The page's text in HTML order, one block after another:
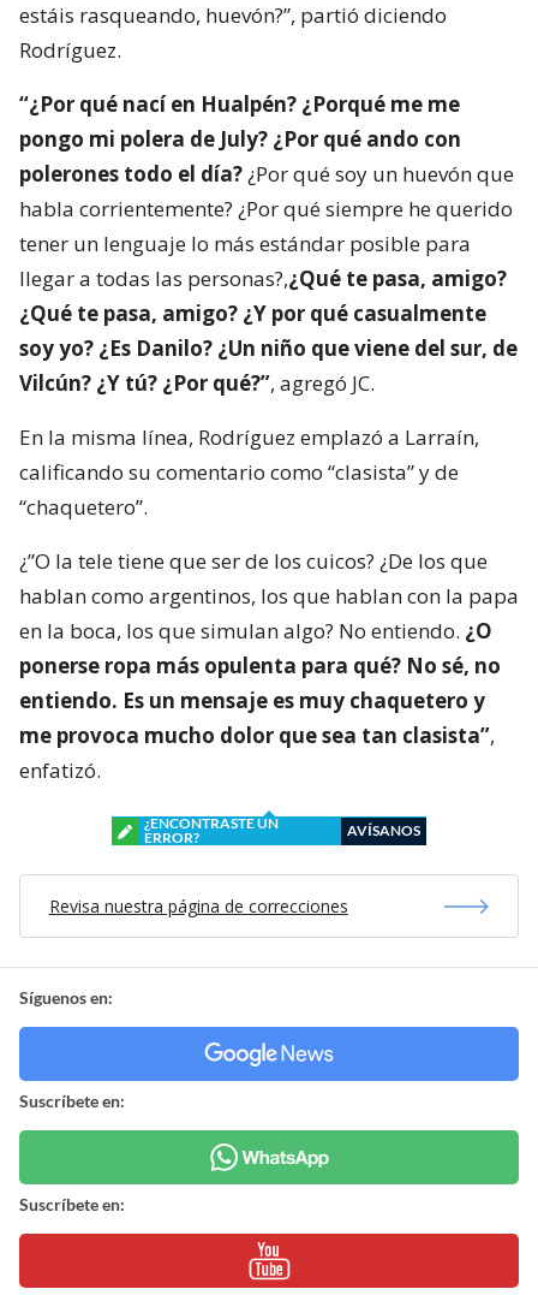
estáis rasqueando, huevón?”, partió diciendo
Rodríguez.
“¿Por qué nací en Hualpén? ¿Porqué me me
pongo mi polera de July? ¿Por qué ando con
polerones todo el día?¿Por qué soy un huevón que
habla corrientemente? ¿Por qué siempre he querido
tener un lenguaje lo más estándar posible para
llegar a todas las personas?,¿Qué te pasa, amigo?
¿Qué te pasa, amigo? ¿Y por qué casualmente
soy yo? ¿Es Danilo? ¿Un niño que viene del sur, de
Vilcún? ¿Y tú? ¿Por qué?”, agregó JC.
En la misma línea, Rodríguez emplazó a Larraín,
calificando su comentario como “clasista” y de
“chaquetero”.
¿”O la tele tiene que ser de los cuicos? ¿De los que
hablan como argentinos, los que hablan con la papa
en la boca, los que simulan algo? No entiendo. ¿O
ponerse ropa más opulenta para qué? No sé, no
entiendo. Es un mensaje es muy chaquetero y
me provoca mucho dolor que sea tan clasista”,
enfatizó.
¿ENCONTRASTE UN
ERROR?
AVÍSANOS
Revisa nuestra página de correcciones
Síguenos en:
Suscríbete en:
Suscríbete en: